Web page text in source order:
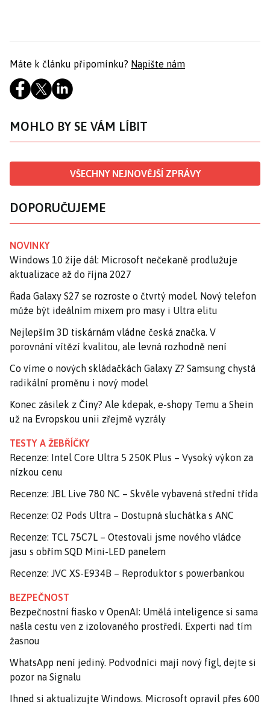
Máte k článku připomínku? Napište nám
MOHLO BY SE VÁM LÍBIT
VŠECHNY NEJNOVĚJŠÍ ZPRÁVY
DOPORUČUJEME
NOVINKY
Windows 10 žije dál: Microsoft nečekaně prodlužuje
aktualizace až do října 2027
Řada Galaxy S27 se rozroste o čtvrtý model. Nový telefon
může být ideálním mixem pro masy i Ultra elitu
Nejlepším 3D tiskárnám vládne česká značka. V
porovnání vítězí kvalitou, ale levná rozhodně není
Co víme o nových skládačkách Galaxy Z? Samsung chystá
radikální proměnu i nový model
Konec zásilek z Číny? Ale kdepak, e-shopy Temu a Shein
už na Evropskou unii zřejmě vyzrály
TESTY A ŽEBŘÍČKY
Recenze: Intel Core Ultra 5 250K Plus – Vysoký výkon za
nízkou cenu
Recenze: JBL Live 780 NC – Skvěle vybavená střední třída
Recenze: O2 Pods Ultra – Dostupná sluchátka s ANC
Recenze: TCL 75C7L – Otestovali jsme nového vládce
jasu s obřím SQD Mini-LED panelem
Recenze: JVC XS-E934B – Reproduktor s powerbankou
BEZPEČNOST
Bezpečnostní fiasko v OpenAI: Umělá inteligence si sama
našla cestu ven z izolovaného prostředí. Experti nad tím
žasnou
WhatsApp není jediný. Podvodníci mají nový fígl, dejte si
pozor na Signalu
Ihned si aktualizujte Windows. Microsoft opravil přes 600